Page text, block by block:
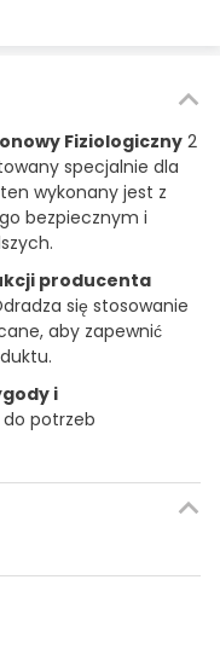
Fiziologiczny 2
specjalnie dla
wykonany jest z
bezpiecznym i
producenta
się stosowanie
aby zapewnić
i
potrzeb